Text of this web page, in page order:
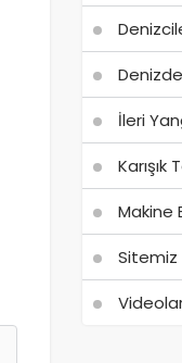
İleri
Karışık
Makine
Sitemiz